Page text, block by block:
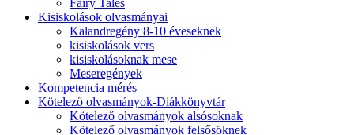
Fairy Tales
Kisiskolások olvasmányai
Kalandregény 8-10 éveseknek
kisiskolások vers
kisiskolásoknak mese
Meseregények
Kompetencia mérés
Kötelező olvasmányok-Diákkönyvtár
Kötelező olvasmányok alsósoknak
Kötelező olvasmányok felsősöknek